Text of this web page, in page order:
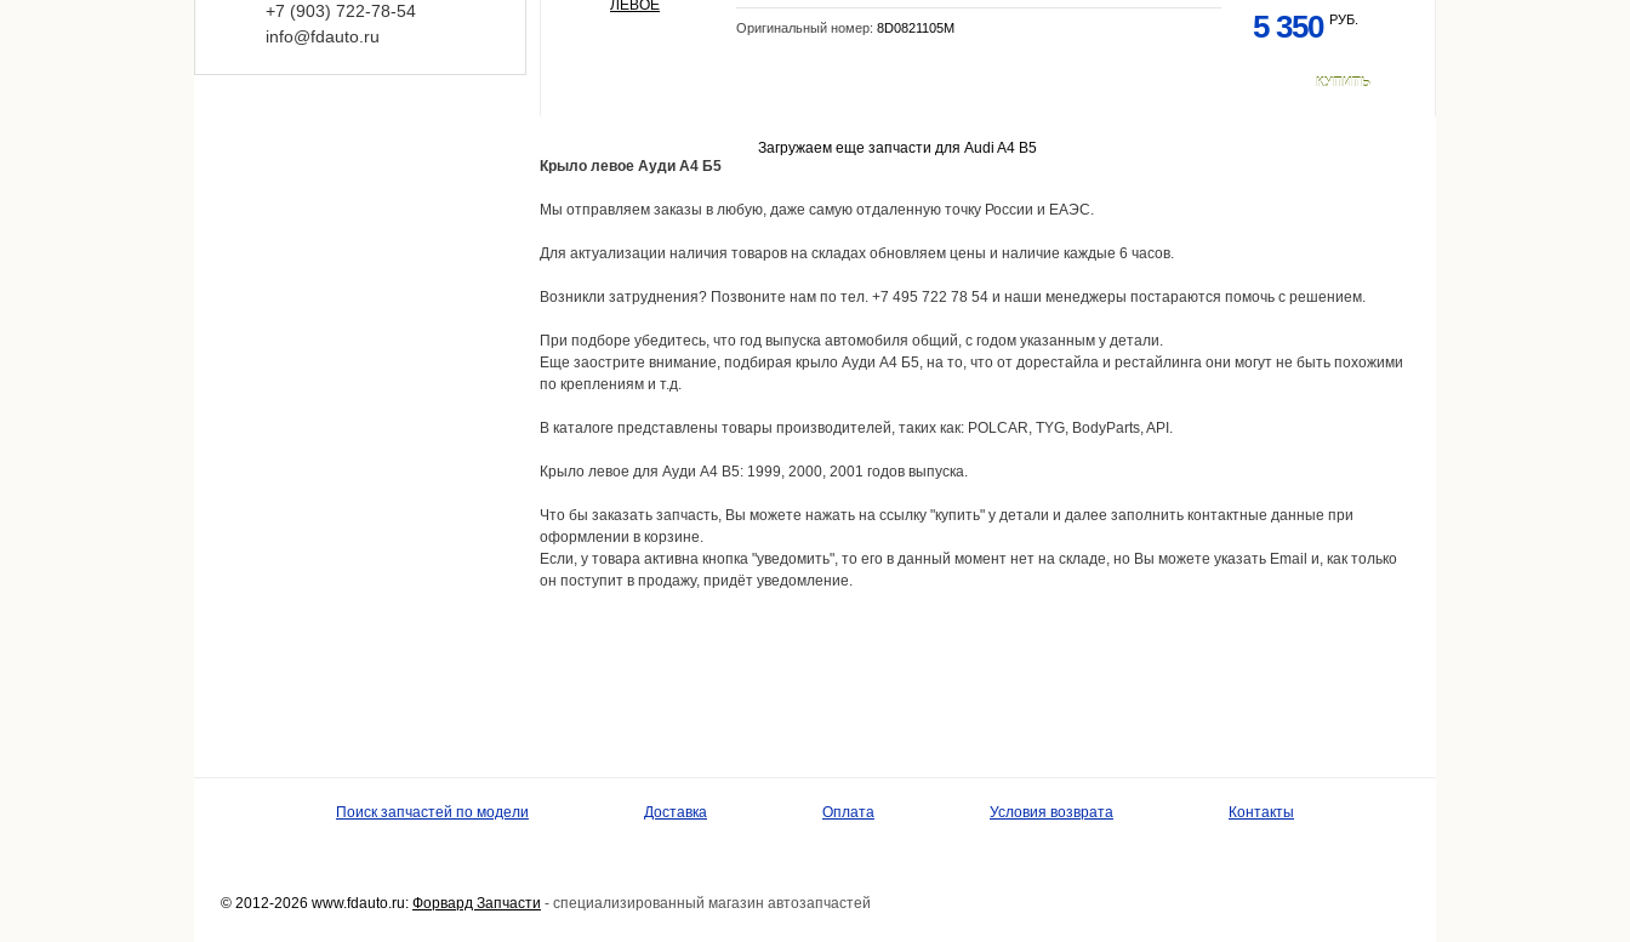
Оригинальный номер: 8D0821105M 5 350 РУБ.
КУПИТЬ
Загружаем еще запчасти для Audi A4 B5
Крыло левое Ауди А4 Б5
Мы отправляем заказы в любую, даже самую отдаленную точку России и ЕАЭС.
Для актуализации наличия товаров на складах обновляем цены и наличие каждые 6 часов.
Возникли затруднения? Позвоните нам по тел. +7 495 722 78 54 и наши менеджеры постараются помочь с решением.
При подборе убедитесь, что год выпуска автомобиля общий, с годом указанным у детали.
Еще заострите внимание, подбирая крыло Ауди А4 Б5, на то, что от дорестайла и рестайлинга они могут не быть похожими
по креплениям и т.д.
В каталоге представлены товары производителей, таких как: POLCAR, TYG, BodyParts, API.
Крыло левое для Ауди A4 B5: 1999, 2000, 2001 годов выпуска.
Что бы заказать запчасть, Вы можете нажать на ссылку "купить" у детали и далее заполнить контактные данные при
оформлении в корзине.
Если, у товара активна кнопка "уведомить", то его в данный момент нет на складе, но Вы можете указать Email и, как только
он поступит в продажу, придёт уведомление.
+7 (903) 722-78-54
info@fdauto.ru
Поиск запчастей по модели Доставка Оплата Условия возврата Контакты
© 2012-2026 www.fdauto.ru: Форвард Запчасти - специализированный магазин автозапчастей